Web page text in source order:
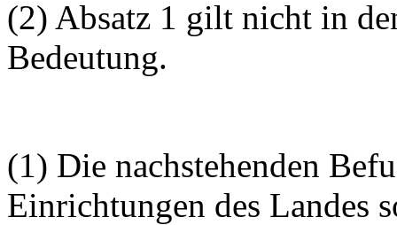
(2) Absatz 1 gilt nicht in
Bedeutung.
(1) Die nachstehenden
Einrichtungen des Landes